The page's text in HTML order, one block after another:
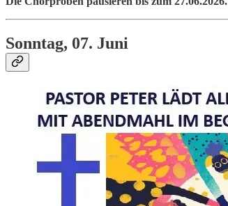
Sonntag, 07. Juni